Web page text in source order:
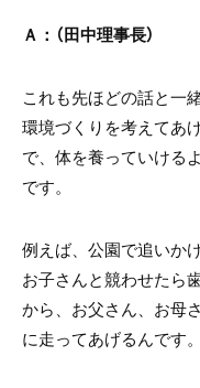
Ａ：（田中理事長）
これも先ほどの話と一
環境づくりを考えてあ
で、体を養っていける
です。
例えば、公園で追いか
お子さんと競わせたら
から、お父さん、お母
に走ってあげるんです。